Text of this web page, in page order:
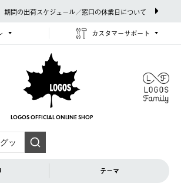
間の出荷スケジュール／窓口の休業日について
カスタマーサポート
LOGOS OFFICIAL ONLINE SHOP
テーマ